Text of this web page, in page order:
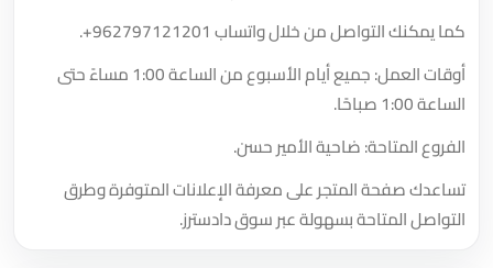
كما يمكنك التواصل من خلال واتساب +962797121201
.
أوقات العمل: جميع أيام الأسبوع من الساعة 1:00 مساءً حتى
الساعة 1:00 صباحًا.
الفروع المتاحة: ضاحية الأمير حسن.
تساعدك صفحة المتجر على معرفة الإعلانات المتوفرة وطرق
التواصل المتاحة بسهولة عبر سوق دادسترز.